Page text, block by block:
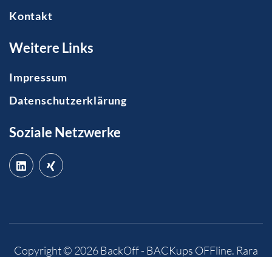
Kontakt
Weitere Links
Impressum
Datenschutzerklärung
Soziale Netzwerke
Copyright © 2026BackOff - BACKups OFFline. Rara